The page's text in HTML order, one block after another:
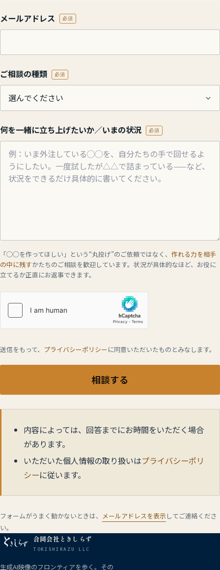
メールアドレス 必須
ご相談の種類 必須
何を一緒に立ち上げたいか／いまの状況 必須
「◯◯を作ってほしい」という“丸投げ”のご依頼ではなく、 作れる力を相手
の中に残すかたちのご相談を歓迎しています。状況が具体的なほど、お役に
立てるか正直にお返事できます。
送信をもって、 プライバシーポリシーに同意いただいたものとみなします。
相談する
内容によっては、回答までにお時間をいただく場合
があります。
いただいた個人情報の取り扱いはプライバシーポリ
シーに従います。
フォームがうまく動かないときは、 メールアドレスを表示してご連絡くださ
い。
合同会社ときしらず
TOKISHIRAZU LLC
生成AI映像のフロンティアを歩く。その